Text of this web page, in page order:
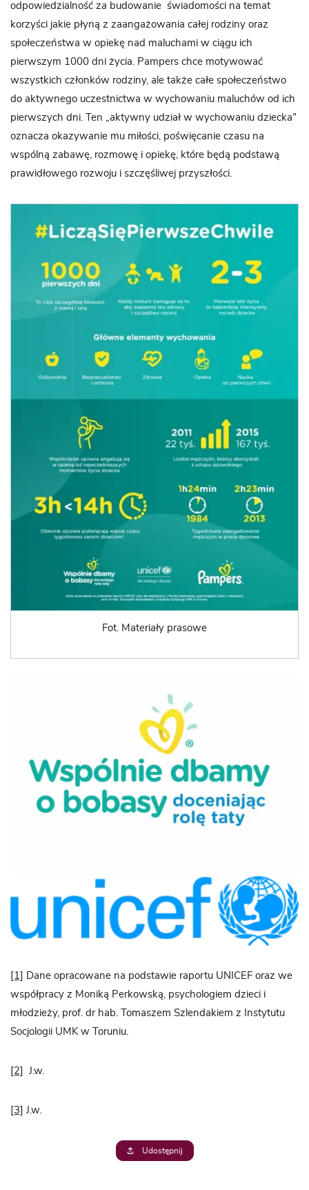
odpowiedzialność za budowanie świadomości na temat
korzyści jakie płyną z zaangażowania całej rodziny oraz
społeczeństwa w opiekę nad maluchami w ciągu ich
pierwszym 1000 dni życia. Pampers chce motywować
wszystkich członków rodziny, ale także całe społeczeństwo
do aktywnego uczestnictwa w wychowaniu maluchów od ich
pierwszych dni. Ten „aktywny udział w wychowaniu dziecka”
oznacza okazywanie mu miłości, poświęcanie czasu na
wspólną zabawę, rozmowę i opiekę, które będą podstawą
prawidłowego rozwoju i szczęśliwej przyszłości.
Fot. Materiały prasowe
[1]
Dane opracowane na podstawie raportu UNICEF oraz we
współpracy z Moniką Perkowską, psychologiem dzieci i
młodzieży, prof. dr hab. Tomaszem Szlendakiem z Instytutu
Socjologii UMK w Toruniu.
[2] J.w.
[3] J.w.
Udostępnij